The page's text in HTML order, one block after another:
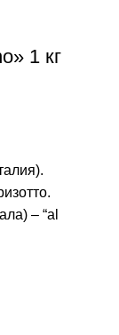
1 кг
– “al